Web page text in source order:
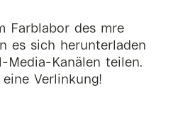
Farblabor des mre
es sich herunterladen
Media-Kanälen teilen.
Verlinkung!